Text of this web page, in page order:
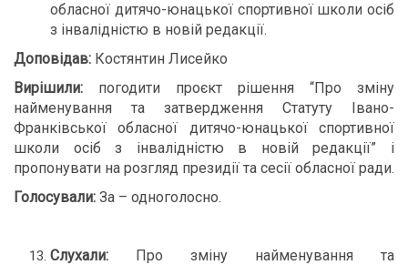
обласної дитячо-юнацької спортивної школи осіб
з інвалідністю в новій редакції.
Доповідав: Костянтин Лисейко
Вирішили: погодити проєкт рішення “Про зміну
найменування та затвердження Статуту Івано-
Франківської обласної дитячо-юнацької спортивної
школи осіб з інвалідністю в новій редакції” і
пропонувати на розгляд президії та сесії обласної ради.
Голосували: За – одноголосно.
Слухали: Про зміну найменування та